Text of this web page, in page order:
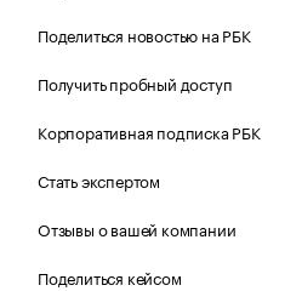
Поделиться новостью на РБК
Получить пробный доступ
Корпоративная подписка РБК
Стать экспертом
Отзывы о вашей компании
Поделиться кейсом